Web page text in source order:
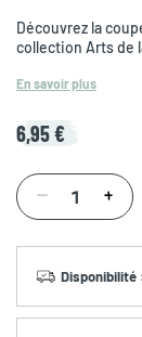
Découvrez la
collection Arts de
En savoir plus
6,95 €
Disponibilité